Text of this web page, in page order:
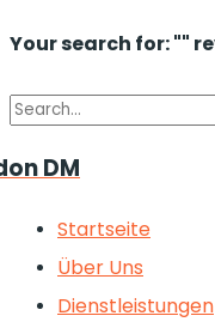
Your search for: ""
Search
DM
Startseite
Über Uns
Dienstleistungen